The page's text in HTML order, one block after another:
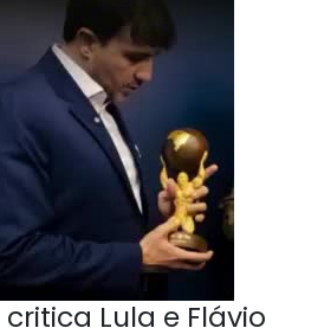
Lula e Flávio